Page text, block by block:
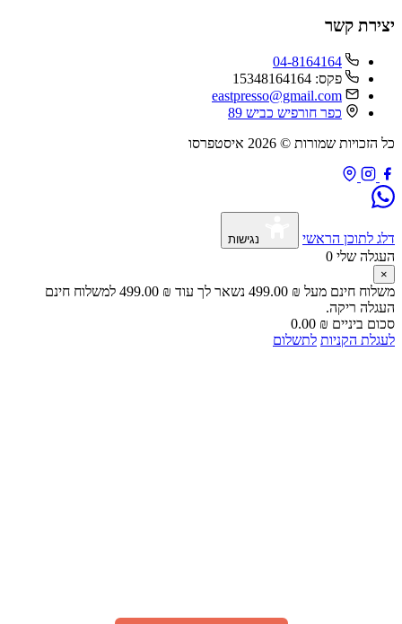
יצירת קשר
04-8164164
פקס: 15348164164
eastpresso@gmail.com
כפר חורפיש כביש 89
כל הזכויות שמורות © 2026 איסטפרסו
דלג לתוכן הראשי נגישות
העגלה שלי 0
×
משלוח חינם מעל ₪ נשאר לך עוד ₪
למשלוח חינם
העגלה ריקה.
סכום ביניים ₪
לעגלת הקניות לתשלום